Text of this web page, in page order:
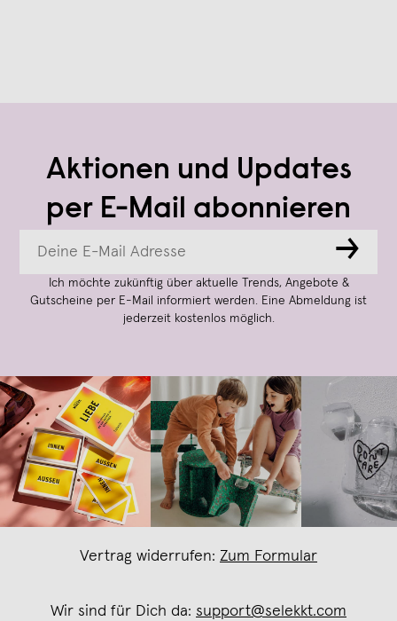
Aktionen und Updates
per E-Mail abonnieren
→
Ich möchte zukünftig über aktuelle Trends, Angebote &
Gutscheine per E-Mail informiert werden. Eine Abmeldung ist
jederzeit kostenlos möglich.
Vertrag widerrufen: Zum Formular
Wir sind für Dich da: support@selekkt.com